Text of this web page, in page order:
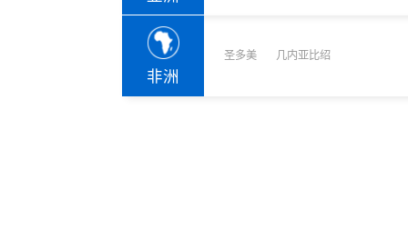
安提瓜捐赠护照
圣卢西亚捐赠护照
非洲
圣多美 几内亚比绍